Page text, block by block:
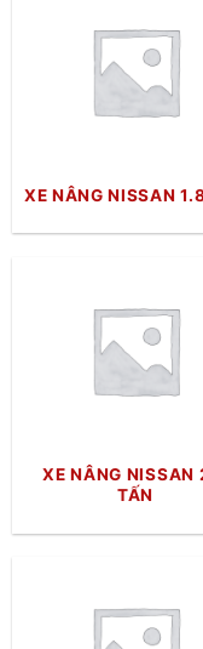
XE NÂNG NISSAN
XE NÂNG NISSAN
TẤN